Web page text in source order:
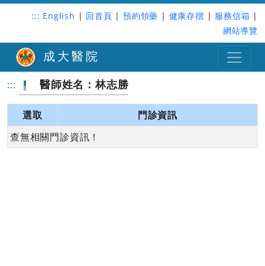
::: English | 回首頁 | 預約領藥 | 健康存摺 | 服務信箱 |
網站導覽
成大醫院
::: 醫師姓名：林志勝
選取
門診資訊
查無相關門診資訊！